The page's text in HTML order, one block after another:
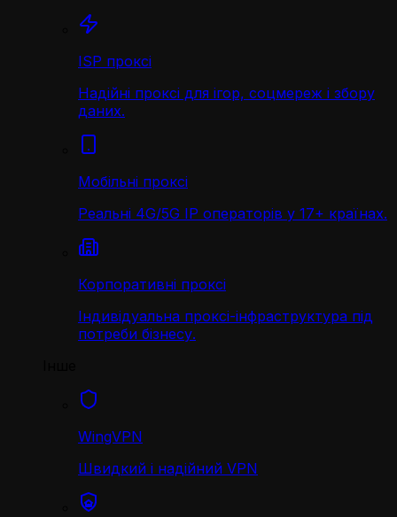
ISP проксі
Надійні проксі для ігор, соцмереж і збору
даних.
Мобільні проксі
Реальні 4G/5G IP операторів у 17+ країнах.
Корпоративні проксі
Індивідуальна проксі-інфраструктура під
потреби бізнесу.
WingVPN
Швидкий і надійний VPN